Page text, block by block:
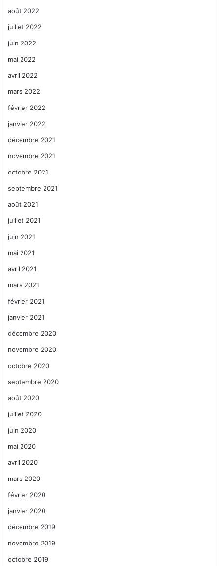
août 2022
juillet 2022
juin 2022
mai 2022
avril 2022
mars 2022
février 2022
janvier 2022
décembre 2021
novembre 2021
octobre 2021
septembre 2021
août 2021
juillet 2021
juin 2021
mai 2021
avril 2021
mars 2021
février 2021
janvier 2021
décembre 2020
novembre 2020
octobre 2020
septembre 2020
août 2020
juillet 2020
juin 2020
mai 2020
avril 2020
mars 2020
février 2020
janvier 2020
décembre 2019
novembre 2019
octobre 2019